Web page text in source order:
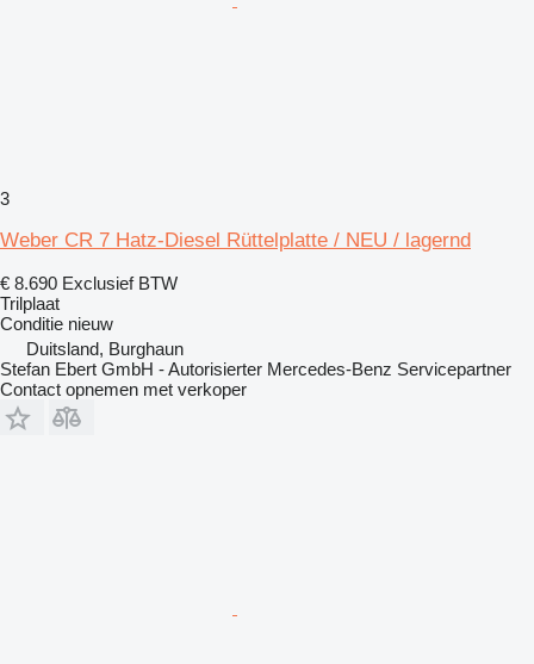
3
Weber CR 7 Hatz-Diesel Rüttelplatte / NEU / lagernd
€ 8.690 Exclusief BTW
Trilplaat
Conditie nieuw
Duitsland, Burghaun
Stefan Ebert GmbH - Autorisierter Mercedes-Benz Servicepartner
Contact opnemen met verkoper